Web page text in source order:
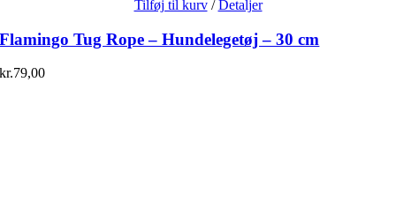
Tilføj til kurv / Detaljer
Flamingo Tug Rope – Hundelegetøj – 30 cm
kr.79,00